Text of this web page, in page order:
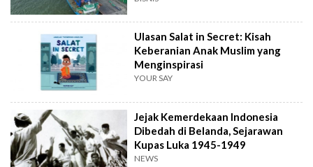
Ulasan Salat in Secret: Kisah
Keberanian Anak Muslim yang
Menginspirasi
YOUR SAY
Jejak Kemerdekaan Indonesia
Dibedah di Belanda, Sejarawan
Kupas Luka 1945-1949
NEWS